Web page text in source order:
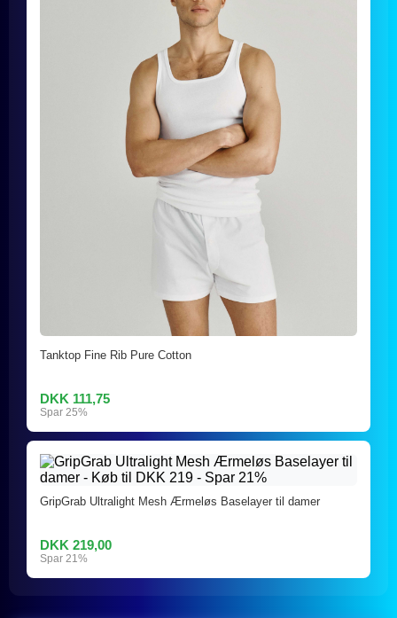
Tanktop Fine Rib Pure Cotton
DKK 111,75
Spar 25%
GripGrab Ultralight Mesh Ærmeløs Baselayer til damer
DKK 219,00
Spar 21%